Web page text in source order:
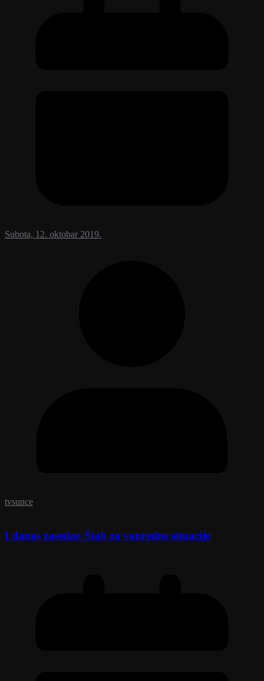
Subota, 12. oktobar 2019.
tvsunce
I danas zasedao Štab za vanredne situacije